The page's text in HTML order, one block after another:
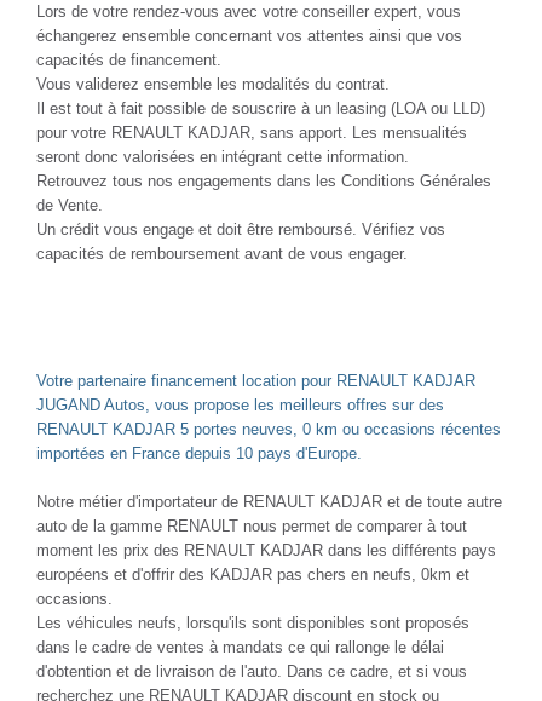
Lors de votre rendez-vous avec votre conseiller expert, vous
échangerez ensemble concernant vos attentes ainsi que vos
capacités de financement.
Vous validerez ensemble les modalités du contrat.
Il est tout à fait possible de souscrire à un leasing (LOA ou LLD)
pour votre RENAULT KADJAR, sans apport. Les mensualités
seront donc valorisées en intégrant cette information.
Retrouvez tous nos engagements dans les Conditions Générales
de Vente.
Un crédit vous engage et doit être remboursé. Vérifiez vos
capacités de remboursement avant de vous engager.
Votre partenaire financement location pour RENAULT KADJAR
JUGAND Autos, vous propose les meilleurs offres sur des
RENAULT KADJAR 5 portes neuves, 0 km ou occasions récentes
importées en France depuis 10 pays d'Europe.
Notre métier d'importateur de RENAULT KADJAR et de toute autre
auto de la gamme RENAULT nous permet de comparer à tout
moment les prix des RENAULT KADJAR dans les différents pays
européens et d'offrir des KADJAR pas chers en neufs, 0km et
occasions.
Les véhicules neufs, lorsqu'ils sont disponibles sont proposés
dans le cadre de ventes à mandats ce qui rallonge le délai
d'obtention et de livraison de l'auto. Dans ce cadre, et si vous
recherchez une RENAULT KADJAR discount en stock ou